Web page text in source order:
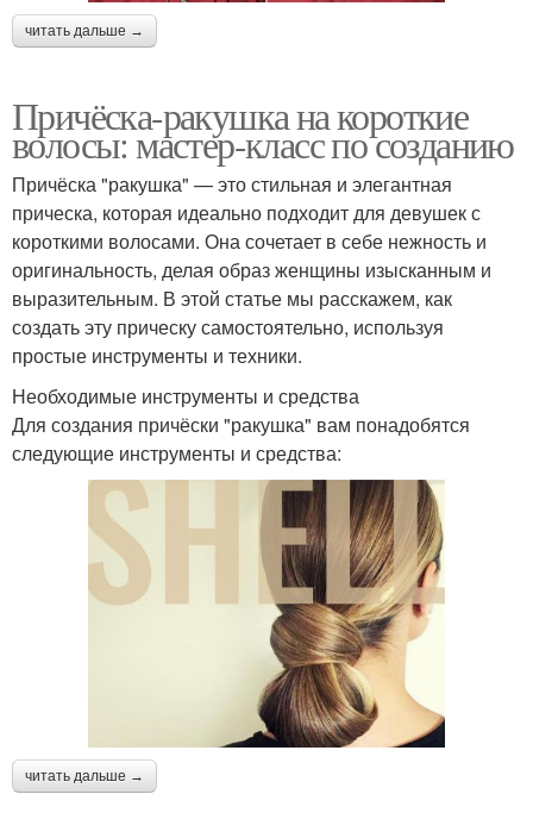
читать дальше →
Причёска-ракушка на короткие
волосы: мастер-класс по созданию
Причёска "ракушка" — это стильная и элегантная
прическа, которая идеально подходит для девушек с
короткими волосами. Она сочетает в себе нежность и
оригинальность, делая образ женщины изысканным и
выразительным. В этой статье мы расскажем, как
создать эту прическу самостоятельно, используя
простые инструменты и техники.
Необходимые инструменты и средства
Для создания причёски "ракушка" вам понадобятся
следующие инструменты и средства:
читать дальше →